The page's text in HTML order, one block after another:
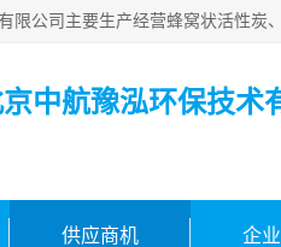
中航豫泓环保技术
供应商机 企